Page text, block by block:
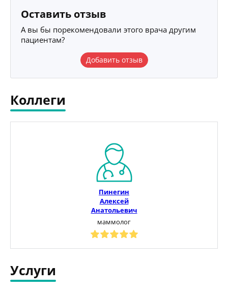
Оставить отзыв
А вы бы порекомендовали этого врача другим
пациентам?
Добавить отзыв
Коллеги
Пинегин
Алексей
Анатольевич
маммолог
Услуги